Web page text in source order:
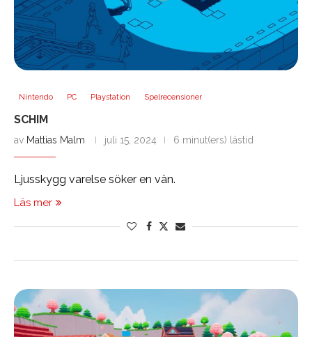
Nintendo PC Playstation Spelrecensioner
SCHIM
av Mattias Malm juli 15, 2024 6 minut(ers) lästid
Ljusskygg varelse söker en vän.
Läs mer